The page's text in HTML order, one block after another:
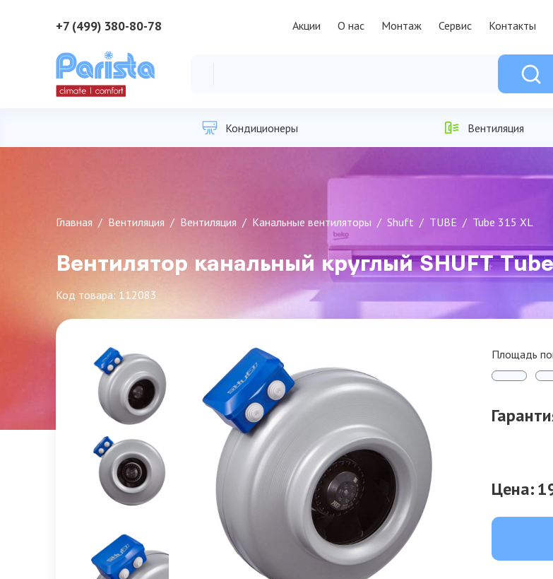
+7 (499) 380-80-78 Акции О нас Монтаж Сервис Контакты
Кондиционеры Вентиляция
Главная Вентиляция Вентиляция Канальные вентиляторы Shuft TUBE Tube 315 XL
Вентилятор канальный круглый SHUFT
Код товара: 112083
Площадь
Цена: